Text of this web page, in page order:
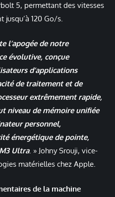
5, permettant des vitesses
120 Go/s.
l’apogée de notre
évolutive, conçue
d’applications
de traitement et de
extrêmement rapide,
niveau de mémoire unifiée
personnel,
énergétique de pointe,
Ultra. » Johny Srouji, vice-
matérielles chez Apple.
de la machine